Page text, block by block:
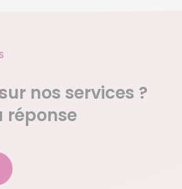
nos services ?
réponse